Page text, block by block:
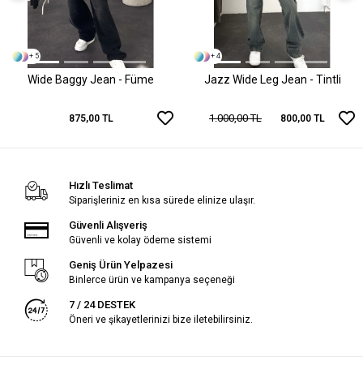
+ 5
Wide Baggy Jean - Füme
875,00 TL
+ 4
Jazz Wide Leg Jean - Tintli
1.000,00 TL 800,00 TL
Hızlı Teslimat
Siparişleriniz en kısa sürede elinize ulaşır.
Güvenli Alışveriş
Güvenli ve kolay ödeme sistemi
Geniş Ürün Yelpazesi
Binlerce ürün ve kampanya seçeneği
7 / 24 DESTEK
Öneri ve şikayetlerinizi bize iletebilirsiniz.